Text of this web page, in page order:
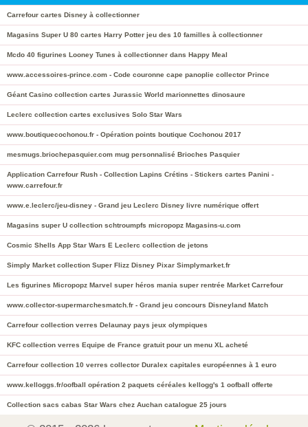
Carrefour cartes Disney à collectionner
Magasins Super U 80 cartes Harry Potter jeu des 10 familles à collectionner
Mcdo 40 figurines Looney Tunes à collectionner dans Happy Meal
www.accessoires-prince.com - Code couronne cape panoplie collector Prince
Géant Casino collection cartes Jurassic World marionnettes dinosaure
Leclerc collection cartes exclusives Solo Star Wars
www.boutiquecochonou.fr - Opération points boutique Cochonou 2017
mesmugs.briochepasquier.com mug personnalisé Brioches Pasquier
Application Carrefour Rush - Collection Lapins Crétins - Stickers cartes Panini -
www.carrefour.fr
www.e.leclerc/jeu-disney - Grand jeu Leclerc Disney livre numérique offert
Magasins super U collection schtroumpfs micropopz Magasins-u.com
Cosmic Shells App Star Wars E Leclerc collection de jetons
Simply Market collection Super Flizz Disney Pixar Simplymarket.fr
Les figurines Micropopz Marvel super héros mania super rentrée Market Carrefour
www.collector-supermarchesmatch.fr - Grand jeu concours Disneyland Match
Carrefour collection verres Delaunay pays jeux olympiques
KFC collection verres Equipe de France gratuit pour un menu XL acheté
Carrefour collection 10 verres collector Duralex capitales européennes à 1 euro
www.kelloggs.fr/oofball opération 2 paquets céréales kellogg's 1 oofball offerte
Collection sacs cabas Star Wars chez Auchan catalogue 25 jours